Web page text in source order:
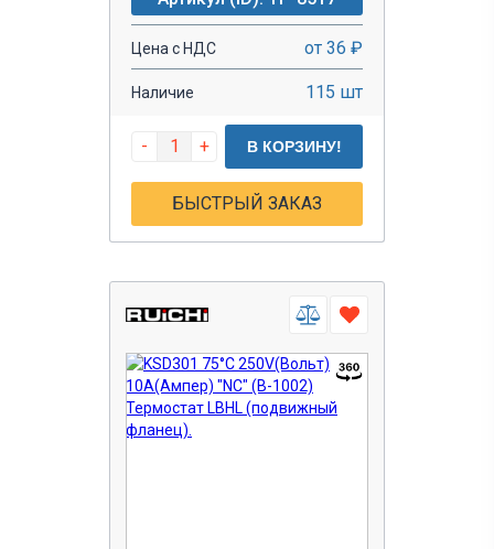
Цена с НДС от 36 ₽
Наличие 115 шт
- + В КОРЗИНУ!
БЫСТРЫЙ ЗАКАЗ